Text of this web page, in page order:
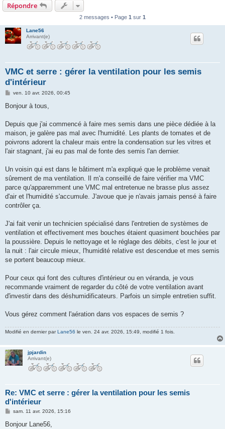
Répondre
2 messages • Page 1 sur 1
Lane56
Arrivant(e)
VMC et serre : gérer la ventilation pour les semis
d'intérieur
M
s
g
e
ven. 10 avr. 2026, 00:45
Bonjour à tous,
Depuis que j'ai commencé à faire mes semis dans une pièce dédiée à la
maison, je galère pas mal avec l'humidité. Les plants de tomates et de
poivrons adorent la chaleur mais entre la condensation sur les vitres et
l'air stagnant, j'ai eu pas mal de fonte des semis l'an dernier.
Un voisin qui est dans le bâtiment m'a expliqué que le problème venait
sûrement de ma ventilation. Il m'a conseillé de faire vérifier ma VMC
parce qu'apparemment une VMC mal entretenue ne brasse plus assez
d'air et l'humidité s'accumule. J'avoue que je n'avais jamais pensé à faire
contrôler ça.
J'ai fait venir un technicien spécialisé dans l'entretien de systèmes de
ventilation et effectivement mes bouches étaient quasiment bouchées par
la poussière. Depuis le nettoyage et le réglage des débits, c'est le jour et
la nuit : l'air circule mieux, l'humidité relative est descendue et mes semis
se portent beaucoup mieux.
Pour ceux qui font des cultures d'intérieur ou en véranda, je vous
recommande vraiment de regarder du côté de votre ventilation avant
d'investir dans des déshumidificateurs. Parfois un simple entretien suffit.
Vous gérez comment l'aération dans vos espaces de semis ?
Modifié en dernier parLane56 le ven. 24 avr. 2026, 15:49, modifié 1 fois.
jpjardin
Arrivant(e)
Re: VMC et serre : gérer la ventilation pour les semis
d'intérieur
M
s
sam. 11 avr. 2026, 15:16
Bonjour Lane56,